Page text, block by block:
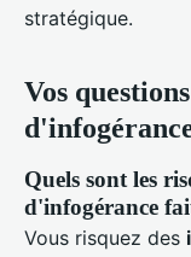
stratégique.
Vos
Quels sont les
d'infogérance
Vous risquez des